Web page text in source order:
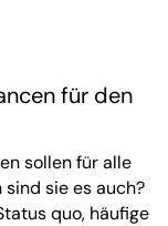
für den
sollen für alle
sie es auch?
quo, häufige